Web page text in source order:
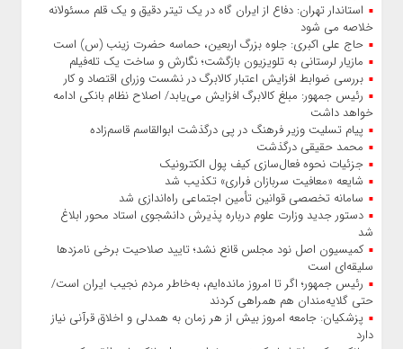
استاندار تهران: دفاع از ایران گاه در یک تیتر دقیق و یک قلم مسئولانه
خلاصه می شود
حاج‌ علی‌ اکبری: جلوه بزرگ اربعین، حماسه حضرت زینب (س) است
مازیار لرستانی به تلویزیون بازگشت؛ نگارش و ساخت یک تله‌فیلم
بررسی ضوابط افزایش اعتبار کالابرگ در نشست وزرای اقتصاد و کار
رئیس‌ جمهور: مبلغ کالابرگ افزایش می‌یابد/ اصلاح نظام بانکی ادامه
خواهد داشت
پیام تسلیت وزیر فرهنگ در پی درگذشت ابوالقاسم قاسم‌زاده
محمد حقیقی درگذشت
جزئیات نحوه فعال‌سازی کیف پول الکترونیک
شایعه «معافیت سربازان فراری» تکذیب شد
سامانه تخصصی قوانین تأمین اجتماعی راه‌اندازی شد
دستور جدید وزارت علوم درباره پذیرش دانشجوی استاد محور ابلاغ
شد
کمیسیون اصل نود مجلس قانع نشد؛ تایید صلاحیت برخی نامزدها
سلیقه‌ای است
رئیس‌ جمهور؛ اگر تا امروز مانده‌ایم، به‌خاطر مردم نجیب ایران است/
حتی گلایه‌مندان هم همراهی کردند
پزشکیان: جامعه امروز بیش از هر زمان به همدلی و اخلاق قرآنی نیاز
دارد